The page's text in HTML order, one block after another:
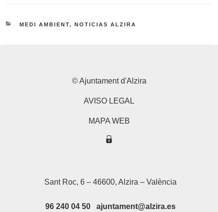
CATEGORÍAS
MEDI AMBIENT, NOTICIAS ALZIRA
© Ajuntament d'Alzira
AVISO LEGAL
MAPA WEB
Sant Roc, 6 – 46600, Alzira – València
96 240 04 50 ajuntament@alzira.es